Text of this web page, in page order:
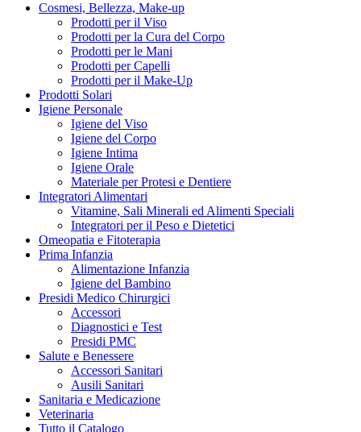
Cosmesi, Bellezza, Make-up
Prodotti per il Viso
Prodotti per la Cura del Corpo
Prodotti per le Mani
Prodotti per Capelli
Prodotti per il Make-Up
Prodotti Solari
Igiene Personale
Igiene del Viso
Igiene del Corpo
Igiene Intima
Igiene Orale
Materiale per Protesi e Dentiere
Integratori Alimentari
Vitamine, Sali Minerali ed Alimenti Speciali
Integratori per il Peso e Dietetici
Omeopatia e Fitoterapia
Prima Infanzia
Alimentazione Infanzia
Igiene del Bambino
Presidi Medico Chirurgici
Accessori
Diagnostici e Test
Presidi PMC
Salute e Benessere
Accessori Sanitari
Ausili Sanitari
Sanitaria e Medicazione
Veterinaria
Tutto il Catalogo